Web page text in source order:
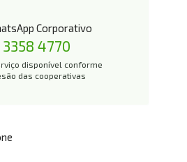
Corporativo
3358 4770
disponível conforme
das cooperativas